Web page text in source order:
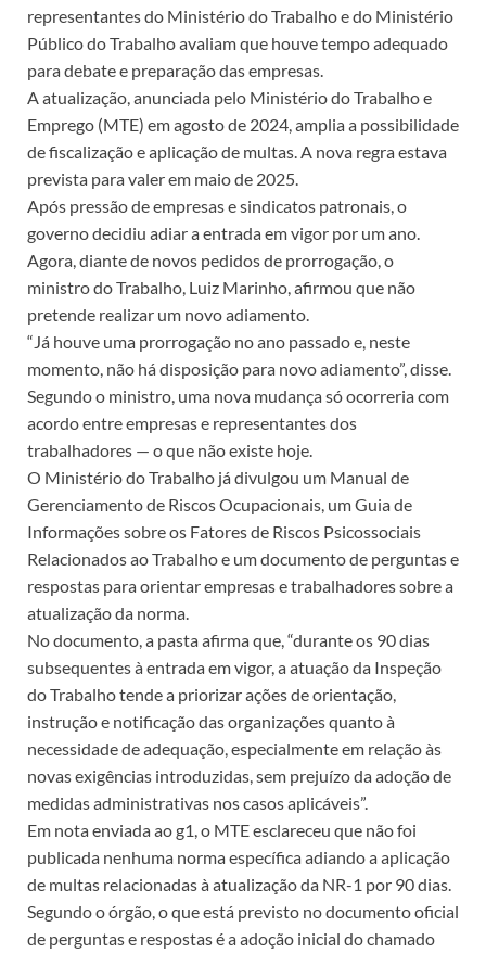
representantes do Ministério do Trabalho e do Ministério
Público do Trabalho avaliam que houve tempo adequado
para debate e preparação das empresas.
A atualização, anunciada pelo Ministério do Trabalho e
Emprego (MTE) em agosto de 2024, amplia a possibilidade
de fiscalização e aplicação de multas. A nova regra estava
prevista para valer em maio de 2025.
Após pressão de empresas e sindicatos patronais, o
governo decidiu adiar a entrada em vigor por um ano.
Agora, diante de novos pedidos de prorrogação, o
ministro do Trabalho, Luiz Marinho, afirmou que não
pretende realizar um novo adiamento.
“Já houve uma prorrogação no ano passado e, neste
momento, não há disposição para novo adiamento”, disse.
Segundo o ministro, uma nova mudança só ocorreria com
acordo entre empresas e representantes dos
trabalhadores — o que não existe hoje.
O Ministério do Trabalho já divulgou um Manual de
Gerenciamento de Riscos Ocupacionais, um Guia de
Informações sobre os Fatores de Riscos Psicossociais
Relacionados ao Trabalho e um documento de perguntas e
respostas para orientar empresas e trabalhadores sobre a
atualização da norma.
No documento, a pasta afirma que, “durante os 90 dias
subsequentes à entrada em vigor, a atuação da Inspeção
do Trabalho tende a priorizar ações de orientação,
instrução e notificação das organizações quanto à
necessidade de adequação, especialmente em relação às
novas exigências introduzidas, sem prejuízo da adoção de
medidas administrativas nos casos aplicáveis”.
Em nota enviada ao g1, o MTE esclareceu que não foi
publicada nenhuma norma específica adiando a aplicação
de multas relacionadas à atualização da NR-1 por 90 dias.
Segundo o órgão, o que está previsto no documento oficial
de perguntas e respostas é a adoção inicial do chamado